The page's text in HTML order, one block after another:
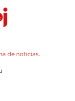
de noticias.